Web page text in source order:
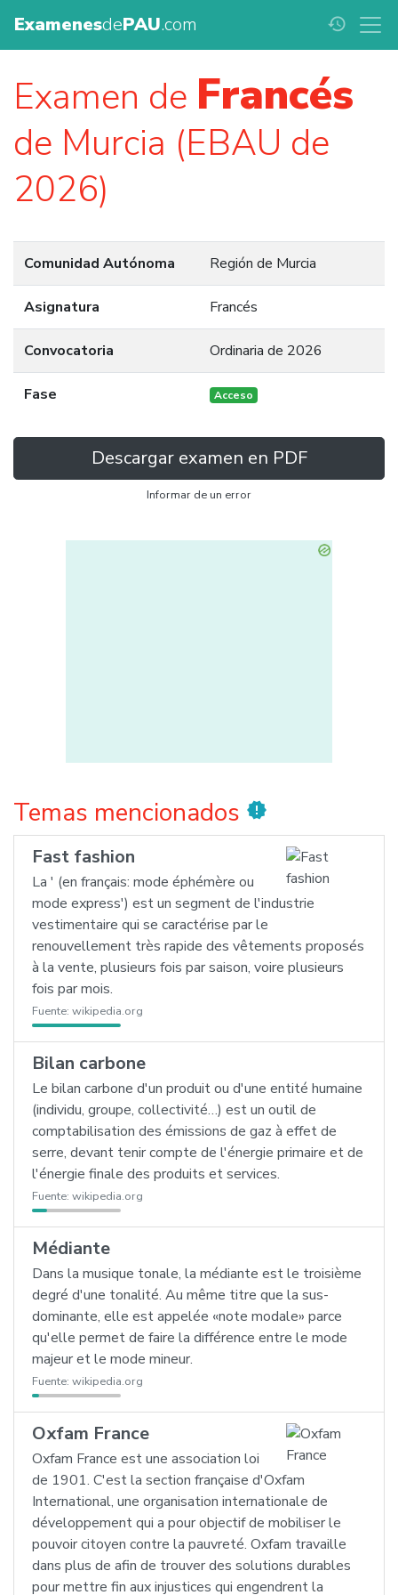
ExamenesdePAU.com history
Examen de Francés
de Murcia (EBAU de
2026)
Comunidad Autónoma Región de Murcia
Asignatura Francés
Convocatoria Ordinaria de 2026
Fase Acceso
Descargar examen en PDF
Informar de un error
Temas mencionados new_releases
Fast fashion
La ' (en français: mode éphémère ou
mode express') est un segment de l'industrie
vestimentaire qui se caractérise par le
renouvellement très rapide des vêtements proposés
à la vente, plusieurs fois par saison, voire plusieurs
fois par mois.
Fuente: wikipedia.org
Bilan carbone
Le bilan carbone d'un produit ou d'une entité humaine
(individu, groupe, collectivité…) est un outil de
comptabilisation des émissions de gaz à effet de
serre, devant tenir compte de l'énergie primaire et de
l'énergie finale des produits et services.
Fuente: wikipedia.org
Médiante
Dans la musique tonale, la médiante est le troisième
degré d'une tonalité. Au même titre que la sus-
dominante, elle est appelée «note modale» parce
qu'elle permet de faire la différence entre le mode
majeur et le mode mineur.
Fuente: wikipedia.org
Oxfam France
Oxfam France est une association loi
de 1901. C'est la section française d'Oxfam
International, une organisation internationale de
développement qui a pour objectif de mobiliser le
pouvoir citoyen contre la pauvreté. Oxfam travaille
dans plus de afin de trouver des solutions durables
pour mettre fin aux injustices qui engendrent la